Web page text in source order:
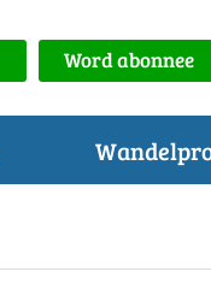
Word abonnee